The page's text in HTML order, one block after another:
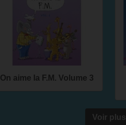
On aime la F.M. Volume 3
Voir plus